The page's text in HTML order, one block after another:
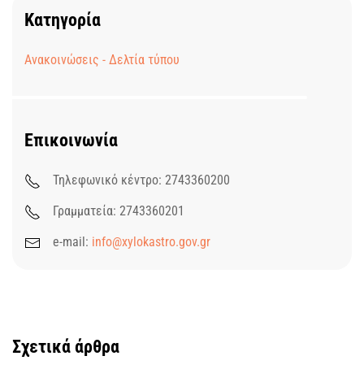
Κατηγορία
Ανακοινώσεις - Δελτία τύπου
Επικοινωνία
Τηλεφωνικό κέντρο: 2743360200
Γραμματεία: 2743360201
e-mail: info@xylokastro.gov.gr
Σχετικά άρθρα